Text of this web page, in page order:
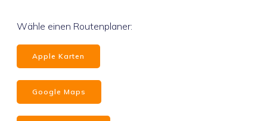
Wähle einen Routenplaner:
Apple Karten
Google Maps